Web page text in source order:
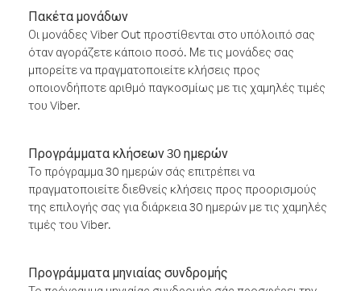
Πακέτα μονάδων
Οι μονάδες Viber Out προστίθενται στο υπόλοιπό σας
όταν αγοράζετε κάποιο ποσό. Με τις μονάδες σας
μπορείτε να πραγματοποιείτε κλήσεις προς
οποιονδήποτε αριθμό παγκοσμίως με τις χαμηλές τιμές
του Viber.
Προγράμματα κλήσεων 30 ημερών
Το πρόγραμμα 30 ημερών σάς επιτρέπει να
πραγματοποιείτε διεθνείς κλήσεις προς προορισμούς
της επιλογής σας για διάρκεια 30 ημερών με τις χαμηλές
τιμές του Viber.
Προγράμματα μηνιαίας συνδρομής